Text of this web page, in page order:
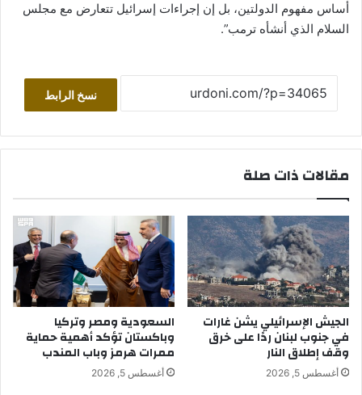
أساس مفهوم الدولتين، بل إن إجراءات إسرائيل تتعارض مع مجلس
السلام الذي أنشأه ترمب”.
نسخ الرابط
مقالات ذات صلة
الجيش الإسرائيلي يشن غارات
في جنوب لبنان ردًا على خرق
وقف إطلاق النار
أغسطس 5, 2026
السعودية ومصر وتركيا
وباكستان تؤكد أهمية حماية
ممرات هرمز وباب المندب
أغسطس 5, 2026